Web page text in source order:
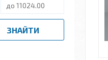
ЗНАЙТИ